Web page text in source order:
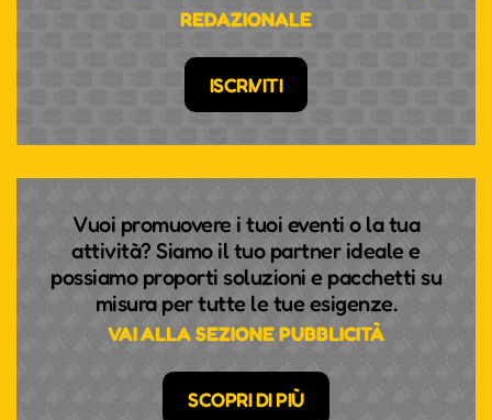
REDAZIONALE
ISCRIVITI
Vuoi promuovere i tuoi eventi o la tua
attività? Siamo il tuo partner ideale e
possiamo proporti soluzioni e pacchetti su
misura per tutte le tue esigenze.
VAI ALLA SEZIONE PUBBLICITÀ
SCOPRI DI PIÙ